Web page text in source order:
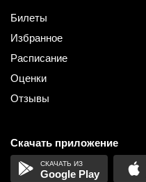
Билеты
Избранное
Расписание
Оценки
Отзывы
Скачать приложение
Google Play